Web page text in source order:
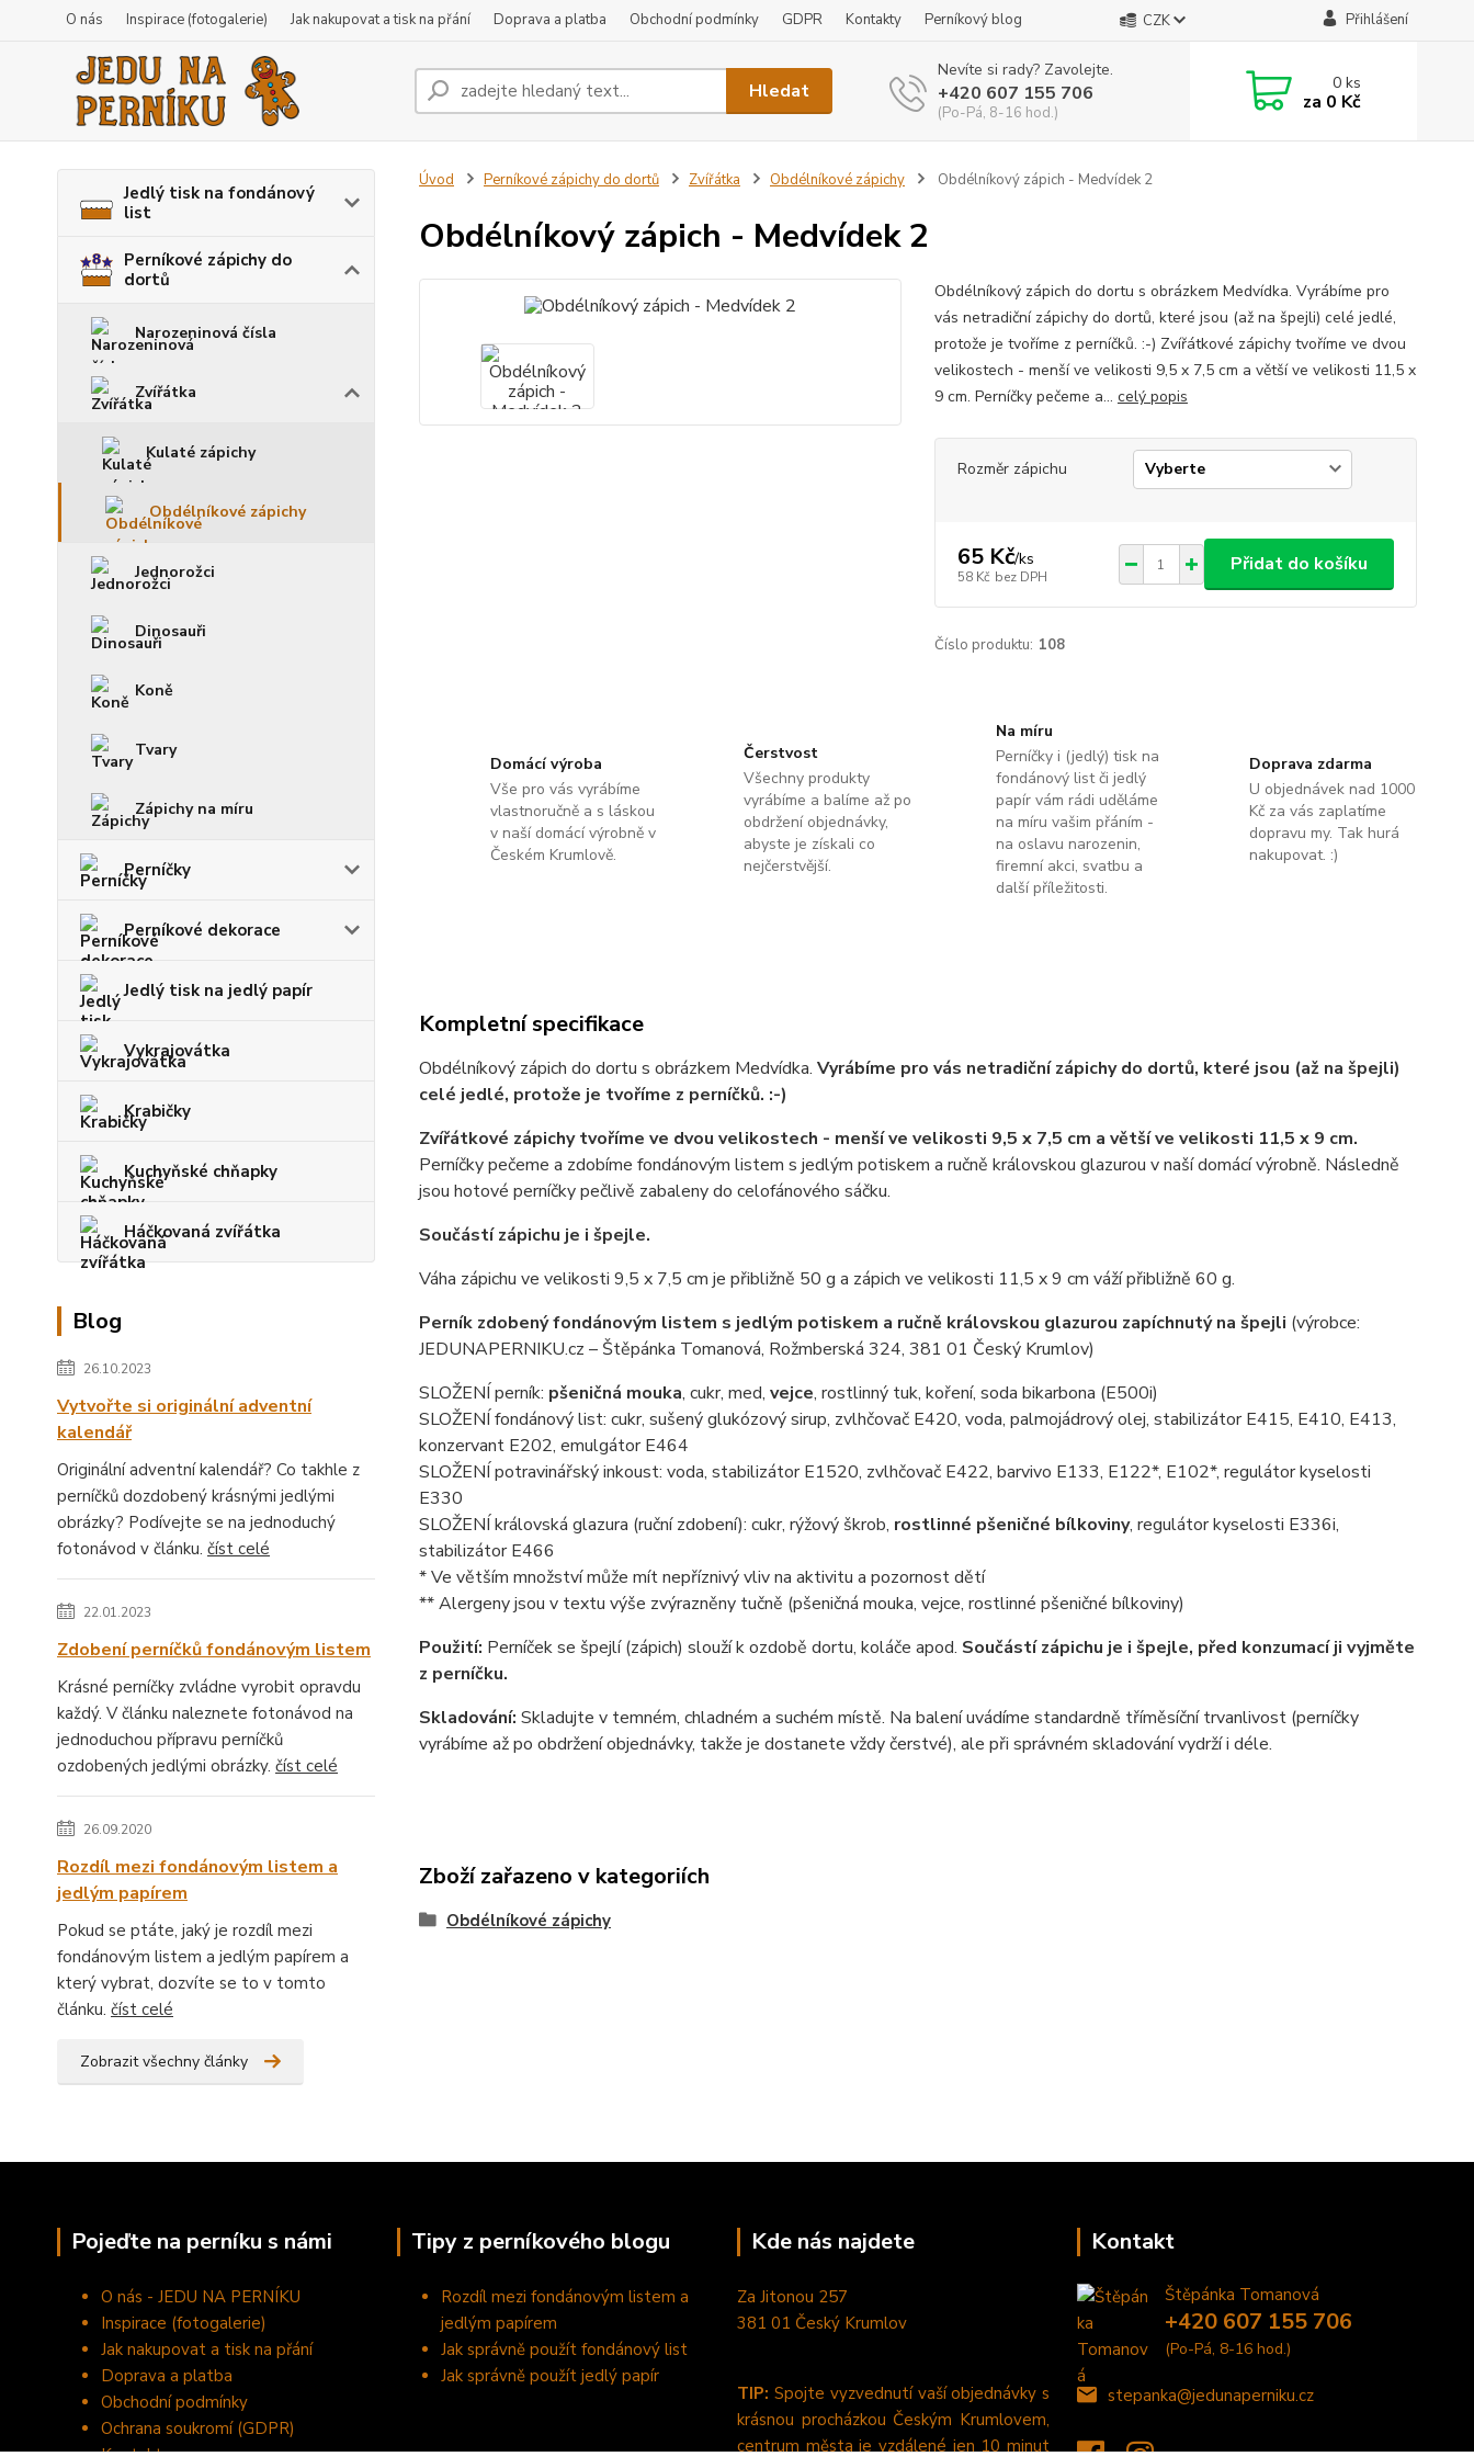
O nás Inspirace (fotogalerie) Jak nakupovat a tisk na přání Doprava a platba Obchodní podmínky GDPR Kontakty Perníkový blog CZK Přihlášení
Hledat
Nevíte si rady? Zavolejte.
+420 607 155 706
(Po-Pá, 8-16 hod.)
0ks
za 0 Kč
Jedlý tisk na fondánový
list
Perníkové zápichy do
dortů
Narozeninová čísla
Zvířátka
Kulaté zápichy
Obdélníkové zápichy
Jednorožci
Dinosauři
Koně
Tvary
Zápichy na míru
Perníčky
Perníkové dekorace
Jedlý tisk na jedlý papír
Vykrajovátka
Krabičky
Kuchyňské chňapky
Háčkovaná zvířátka
Blog
26.10.2023
Vytvořte si originální adventní
kalendář
Originální adventní kalendář? Co takhle z
perníčků dozdobený krásnými jedlými
obrázky? Podívejte se na jednoduchý
fotonávod v článku. číst celé
22.01.2023
Zdobení perníčků fondánovým listem
Krásné perníčky zvládne vyrobit opravdu
každý. V článku naleznete fotonávod na
jednoduchou přípravu perníčků
ozdobených jedlými obrázky. číst celé
26.09.2020
Rozdíl mezi fondánovým listem a
jedlým papírem
Pokud se ptáte, jaký je rozdíl mezi
fondánovým listem a jedlým papírem a
který vybrat, dozvíte se to v tomto
článku. číst celé
Zobrazit všechny články
Úvod Perníkové zápichy do dortů Zvířátka Obdélníkové zápichy Obdélníkový zápich - Medvídek 2
Obdélníkový zápich - Medvídek 2
Obdélníkový zápich do dortu s obrázkem Medvídka. Vyrábíme pro
vás netradiční zápichy do dortů, které jsou (až na špejli) celé jedlé,
protože je tvoříme z perníčků. :-) Zvířátkové zápichy tvoříme ve dvou
velikostech - menší ve velikosti 9,5 x 7,5 cm a větší ve velikosti 11,5 x
9 cm. Perníčky pečeme a... celý popis
Rozměr zápichu
65 Kč/ks
58 Kč bez DPH
Přidat do košíku
Číslo produktu: 108
Domácí výroba
Vše pro vás vyrábíme
vlastnoručně a s láskou
v naší domácí výrobně v
Českém Krumlově.
Čerstvost
Všechny produkty
vyrábíme a balíme až po
obdržení objednávky,
abyste je získali co
nejčerstvější.
Na míru
Perníčky i (jedlý) tisk na
fondánový list či jedlý
papír vám rádi uděláme
na míru vašim přáním -
na oslavu narozenin,
firemní akci, svatbu a
další příležitosti.
Doprava zdarma
U objednávek nad 1000
Kč za vás zaplatíme
dopravu my. Tak hurá
nakupovat. :)
Kompletní specifikace
Obdélníkový zápich do dortu s obrázkem Medvídka. Vyrábíme pro vás netradiční zápichy do dortů, které jsou (až na špejli)
celé jedlé, protože je tvoříme z perníčků. :-)
Zvířátkové zápichy tvoříme ve dvou velikostech - menší ve velikosti 9,5 x 7,5 cm a větší ve velikosti 11,5 x 9 cm.
Perníčky pečeme a zdobíme fondánovým listem s jedlým potiskem a ručně královskou glazurou v naší domácí výrobně. Následně
jsou hotové perníčky pečlivě zabaleny do celofánového sáčku.
Součástí zápichu je i špejle.
Váha zápichu ve velikosti 9,5 x 7,5 cm je přibližně 50 g a zápich ve velikosti 11,5 x 9 cm váží přibližně 60 g.
Perník zdobený fondánovým listem s jedlým potiskem a ručně královskou glazurou zapíchnutý na špejli (výrobce:
JEDUNAPERNIKU.cz – Štěpánka Tomanová, Rožmberská 324, 381 01 Český Krumlov)
SLOŽENÍ perník: pšeničná mouka, cukr, med, vejce, rostlinný tuk, koření, soda bikarbona (E500i)
SLOŽENÍ fondánový list: cukr, sušený glukózový sirup, zvlhčovač E420, voda, palmojádrový olej, stabilizátor E415, E410, E413,
konzervant E202, emulgátor E464
SLOŽENÍ potravinářský inkoust: voda, stabilizátor E1520, zvlhčovač E422, barvivo E133, E122*, E102*, regulátor kyselosti
E330
SLOŽENÍ královská glazura (ruční zdobení): cukr, rýžový škrob, rostlinné pšeničné bílkoviny, regulátor kyselosti E336i,
stabilizátor E466
* Ve větším množství může mít nepříznivý vliv na aktivitu a pozornost dětí
** Alergeny jsou v textu výše zvýrazněny tučně (pšeničná mouka, vejce, rostlinné pšeničné bílkoviny)
Použití: Perníček se špejlí (zápich) slouží k ozdobě dortu, koláče apod. Součástí zápichu je i špejle, před konzumací ji vyjměte
z perníčku.
Skladování: Skladujte v temném, chladném a suchém místě. Na balení uvádíme standardně tříměsíční trvanlivost (perníčky
vyrábíme až po obdržení objednávky, takže je dostanete vždy čerstvé), ale při správném skladování vydrží i déle.
Zboží zařazeno v kategoriích
Obdélníkové zápichy
Pojeďte na perníku s námi
O nás - JEDU NA PERNÍKU
Inspirace (fotogalerie)
Jak nakupovat a tisk na přání
Doprava a platba
Obchodní podmínky
Ochrana soukromí (GDPR)
Tipy z perníkového blogu
Rozdíl mezi fondánovým listem a
jedlým papírem
Jak správně použít fondánový list
Jak správně použít jedlý papír
Kde nás najdete
Za Jitonou 257
381 01 Český Krumlov
TIP: Spojte vyzvednutí vaší objednávky s
krásnou procházkou Českým Krumlovem,
centrum města je vzdálené jen 10 minut
Kontakt
Štěpánka Tomanová
+420 607 155 706
(Po-Pá, 8-16 hod.)
stepanka@jedunaperniku.cz